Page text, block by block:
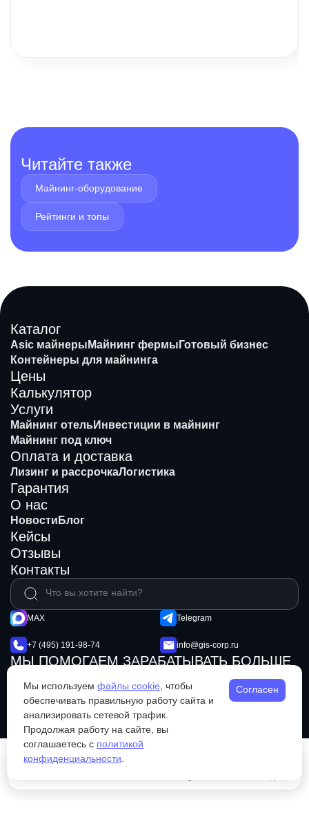
Читайте также
Майнинг-оборудование
Рейтинги и топы
Каталог
Asic майнеры Майнинг фермы Готовый бизнес
Контейнеры для майнинга
Цены
Калькулятор
Услуги
Майнинг отельИнвестиции в майнинг
Майнинг под ключ
Оплата и доставка
Лизинг и рассрочкаЛогистика
Гарантия
О нас
Новости Блог
Кейсы
Отзывы
Контакты
MAX Telegram
+7 (495) 191-98-74 info@gis-corp.ru
МЫ ПОМОГАЕМ ЗАРАБАТЫВАТЬ БОЛЬШЕ
Не является публичной офертой
Политика конфиденциальности
Мы используем файлы cookie , чтобы
обеспечивать правильную работу сайта и
анализировать сетевой трафик.
Продолжая работу на сайте, вы
соглашаетесь с политикой
конфиденциальности
Согласен